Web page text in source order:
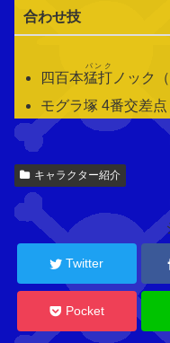
合わせ技
四百本猛打
パンク
ノック
モグラ塚 4番交差点
関
連
キ
ー
キャラクター紹介
Twitter
Pocket